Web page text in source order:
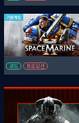
기본게임
코드 프로모션